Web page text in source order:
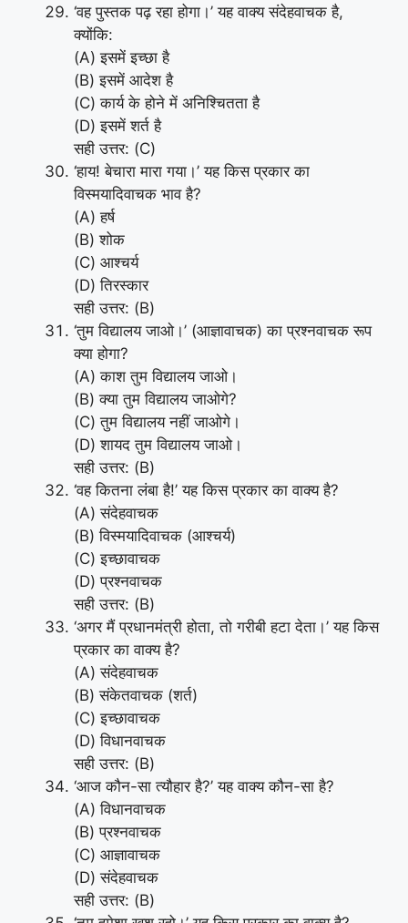
‘वह पुस्तक पढ़ रहा होगा।’ यह वाक्य संदेहवाचक है,
क्योंकि:
(A) इसमें इच्छा है
(B) इसमें आदेश है
(C) कार्य के होने में अनिश्चितता है
(D) इसमें शर्त है
सही उत्तर: (C)
‘हाय! बेचारा मारा गया।’ यह किस प्रकार का
विस्मयादिवाचक भाव है?
(A) हर्ष
(B) शोक
(C) आश्चर्य
(D) तिरस्कार
सही उत्तर: (B)
‘तुम विद्यालय जाओ।’ (आज्ञावाचक) का प्रश्नवाचक रूप
क्या होगा?
(A) काश तुम विद्यालय जाओ।
(B) क्या तुम विद्यालय जाओगे?
(C) तुम विद्यालय नहीं जाओगे।
(D) शायद तुम विद्यालय जाओ।
सही उत्तर: (B)
‘वह कितना लंबा है!’ यह किस प्रकार का वाक्य है?
(A) संदेहवाचक
(B) विस्मयादिवाचक (आश्चर्य)
(C) इच्छावाचक
(D) प्रश्नवाचक
सही उत्तर: (B)
‘अगर मैं प्रधानमंत्री होता, तो गरीबी हटा देता।’ यह किस
प्रकार का वाक्य है?
(A) संदेहवाचक
(B) संकेतवाचक (शर्त)
(C) इच्छावाचक
(D) विधानवाचक
सही उत्तर: (B)
‘आज कौन-सा त्यौहार है?’ यह वाक्य कौन-सा है?
(A) विधानवाचक
(B) प्रश्नवाचक
(C) आज्ञावाचक
(D) संदेहवाचक
सही उत्तर: (B)